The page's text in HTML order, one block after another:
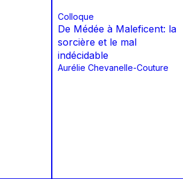
Colloque
De Médée à Maleficent: la
sorcière et le mal
indécidable
Aurélie Chevanelle-Couture